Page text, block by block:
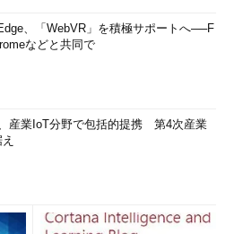
、「WebVR」を積極サポートへ──F
などと共同で
産業IoT分野で包括的提携 第4次産業